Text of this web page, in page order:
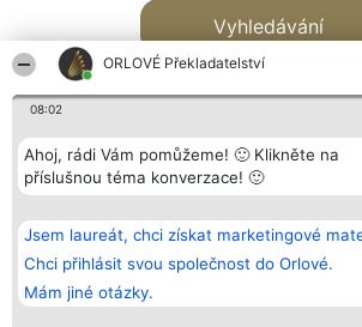
ORLOVÉ Překladatelství
08:02
Ahoj, rádi Vám pomůžeme! 🙂 Klikněte na
příslušnou téma konverzace! 🙂
Jsem laureát, chci získat marketingové
Chci přihlásit svou společnost do Orlové.
Mám jiné otázky.
Vyhledávání
Bright Side Solutions sp. z o.
o. sp. k.
ul. Ruska 22
Wrocław 50-079
KRS 0000749100 | Regon
381313360 | NIP 8943132676
Vítězové
Seznam všech
laureátů
Zásady
Zásady